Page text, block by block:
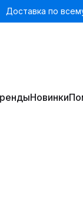
Доставка по
Новинки